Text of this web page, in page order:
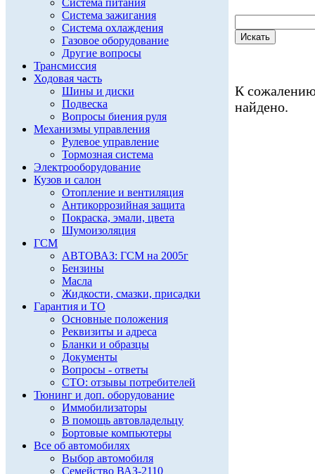
Система питания
Система зажигания
Система охлаждения
Газовое оборудование
Другие вопросы
Трансмиссия
Ходовая часть
Шины и диски
Подвеска
Вопросы биения руля
Механизмы управления
Рулевое управление
Тормозная система
Электрооборудование
Кузов и салон
Отопление и вентиляция
Антикоррозийная защита
Покраска, эмали, цвета
Шумоизоляция
ГСМ
АВТОВАЗ: ГСМ на 2005г
Бензины
Масла
Жидкости, смазки, присадки
Гарантия и ТО
Основные положения
Реквизиты и адреса
Бланки и образцы
Документы
Вопросы - ответы
СТО: отзывы потребителей
Тюнинг и доп. оборудование
Иммобилизаторы
В помощь автовладельцу
Бортовые компьютеры
Все об автомобилях
Выбор автомобиля
Семейство ВАЗ-2110
К
найдено.